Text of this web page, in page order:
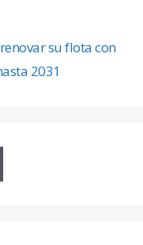
su flota con
2031